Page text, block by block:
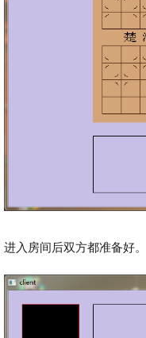
进入房间后双方都准备好。